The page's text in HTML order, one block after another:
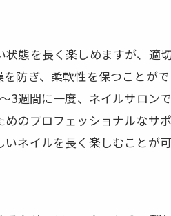
たフルチップの紹介
感のあるデザイン
プの注目ポイント
のネイルアートがさらに進化
える長さだし技術
る長さだし
ザインの可能性
態を長く楽しめますが、適
防ぎ、柔軟性を保つことが
週間に一度、ネイルサロン
のプロフェッショナルなサ
ネイルを長く楽しむことが可